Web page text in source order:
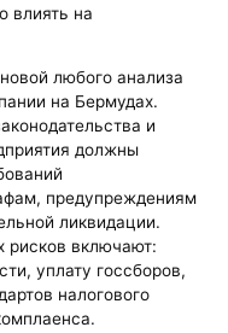
влиять на
любого анализа
на Бермудах.
и
должны
предупреждениям
ликвидации.
рисков включают:
уплату госсборов,
налогового